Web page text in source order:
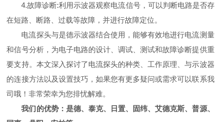
4.故障诊断:利用示波器观察电流信号，可以判断电路是否存
在短路、断路、过载等故障，并进行故障定位。
电流探头与是德示波器结合使用，能够有效地进行电流测量
和信号分析，为电子电路的设计、调试、测试和故障诊断提供重
要支持。本文深入探讨了电流探头的种类、工作原理、与示波器
的连接方法以及设置技巧，如果您有更多疑问或需求可以联系我
司哦！非常荣幸为您排忧解难。
我们的优势：是德、泰克、日置、固纬、艾德克斯、普源、